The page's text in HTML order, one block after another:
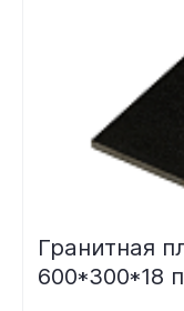
Гранитная
600*300*18